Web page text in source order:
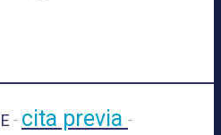
- cita previa -